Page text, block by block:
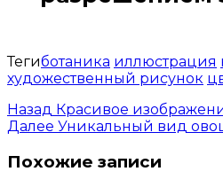
Тегиботаника иллюстрация
художественный рисунок
Назад Красивое
Далее Уникальный вид
Похожие записи